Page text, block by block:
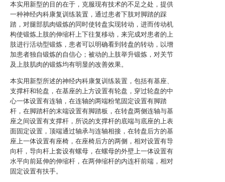
本实用新型的目的在于，克服现有技术的不足之处，提供
一种神经内科康复训练装置，通过患者下肢对脚踏的踩
踏，对腿部肌肉锻炼的同时使转盘实现转动，进而传动机
构使锻炼上肢的伸缩杆上下往复移动，来完成对患者的上
肢进行活动型锻炼，患者可以明确看到转盘的转动，以增
加患者独自锻炼的自信心；被动的上肢举升锻炼，对关节
及上肢肌肉的锻炼均有明显的改善效果。
本实用新型所述的神经内科康复训练装置，包括有基座、
支撑杆和轮盘，在基座的上方设置有轮盘，穿过轮盘的中
心一体设置有连轴，在连轴的两端粉笔固定设置有脚踏
杆，在脚踏杆的末端设置有脚踏板，在转盘两侧连轴与基
座之间设置有支撑杆，所说的支撑杆的底端与底座的上表
面固定设置，顶端通过轴承与连轴相接，在转盘后方的基
座上一体设置有座椅，在座椅后方的两侧，相对设置有导
向杆，导向杆上套设有螺母，在螺母的外壁上一体设置有
水平向前延伸的伸缩杆，在两伸缩杆的内连杆前端，相对
固定设置有扶手。